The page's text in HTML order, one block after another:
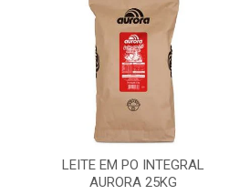
LEITE EM PO INTEGRAL
AURORA 25KG